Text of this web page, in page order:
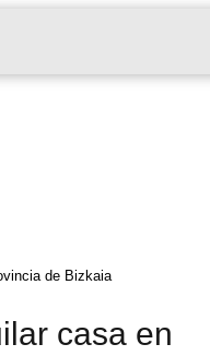
de Bizkaia
casa en